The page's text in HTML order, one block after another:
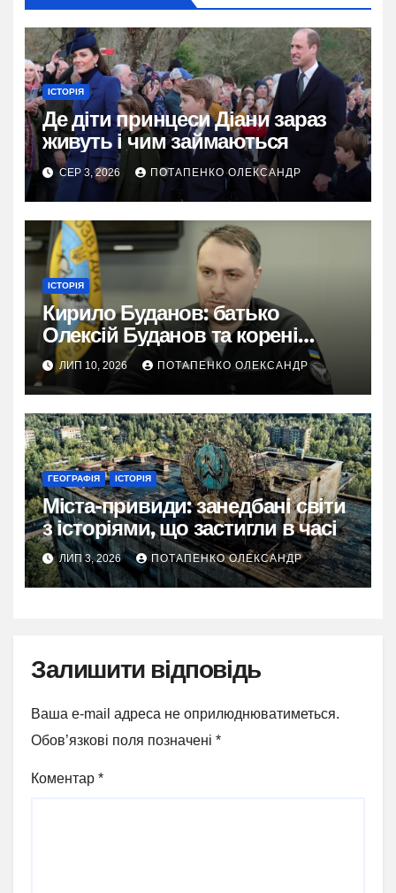
ІСТОРІЯ
Де діти принцеси Діани зараз
живуть і чим займаються
СЕР 3, 2026 ПОТАПЕНКО ОЛЕКСАНДР
ІСТОРІЯ
Кирило Буданов: батько
Олексій Буданов та корені
характеру
ЛИП 10, 2026 ПОТАПЕНКО ОЛЕКСАНДР
ГЕОГРАФІЯ ІСТОРІЯ
Міста-привиди: занедбані світи
з історіями, що застигли в часі
ЛИП 3, 2026 ПОТАПЕНКО ОЛЕКСАНДР
Залишити відповідь
Ваша e-mail адреса не оприлюднюватиметься.
Обов’язкові поля позначені *
Коментар *